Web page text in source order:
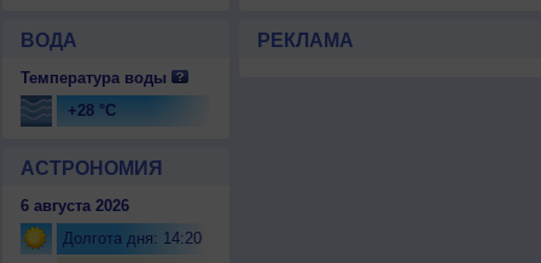
ВОДА
Температура воды
+28 °C
АСТРОНОМИЯ
6 августа 2026
Долгота дня: 14:20
РЕКЛАМА